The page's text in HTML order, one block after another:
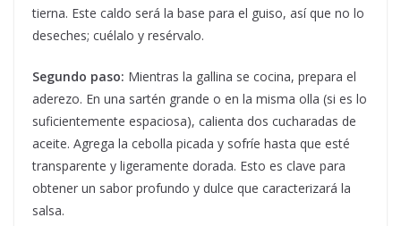
tierna. Este caldo será la base para el guiso, así que no lo
deseches; cuélalo y resérvalo.
Segundo paso: Mientras la gallina se cocina, prepara el
aderezo. En una sartén grande o en la misma olla (si es lo
suficientemente espaciosa), calienta dos cucharadas de
aceite. Agrega la cebolla picada y sofríe hasta que esté
transparente y ligeramente dorada. Esto es clave para
obtener un sabor profundo y dulce que caracterizará la
salsa.